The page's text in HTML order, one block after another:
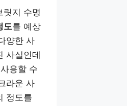
릿지 수명
도를 예상
양한 사
사실인데
용할 수
라운 사
정도를